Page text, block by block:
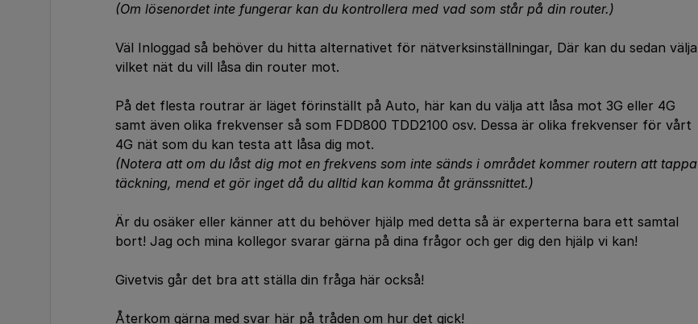
(Om lösenordet inte fungerar kan du kontrollera med vad som står på din router.)
Väl Inloggad så behöver du hitta alternativet för nätverksinställningar, Där kan du sedan välja
vilket nät du vill låsa din router mot.
På det flesta routrar är läget förinställt på Auto, här kan du välja att låsa mot 3G eller 4G
samt även olika frekvenser så som FDD800 TDD2100 osv. Dessa är olika frekvenser för vårt
4G nät som du kan testa att låsa dig mot.
(Notera att om du låst dig mot en frekvens som inte sänds i området kommer routern att tappa
täckning, mend et gör inget då du alltid kan komma åt gränssnittet.)
Är du osäker eller känner att du behöver hjälp med detta så är experterna bara ett samtal
bort! Jag och mina kollegor svarar gärna på dina frågor och ger dig den hjälp vi kan!
Givetvis går det bra att ställa din fråga här också!
Återkom gärna med svar här på tråden om hur det gick!